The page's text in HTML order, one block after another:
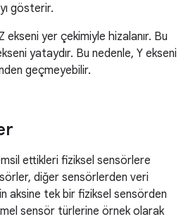
gösterir.
yer çekimiyle hizalanır. Bu
yataydır. Bu nedenle, Y ekseni
geçmeyebilir.
ettikleri fiziksel sensörlere
diğer sensörlerden veri
aksine tek bir fiziksel sensörden
sensör türlerine örnek olarak